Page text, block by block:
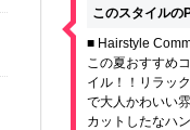
このスタイルの
■ Hairstyle
この夏おすすめ
イル！！リラッ
で大人かわいい
カットしたなハ